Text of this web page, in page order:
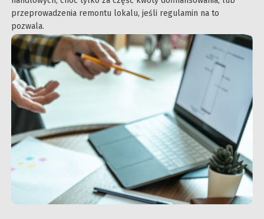
przeprowadzenia remontu lokalu, jeśli regulamin na to
pozwala.